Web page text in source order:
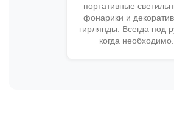
портативные
фонарики и
гирлянды. Всегда под
когда необходимо.